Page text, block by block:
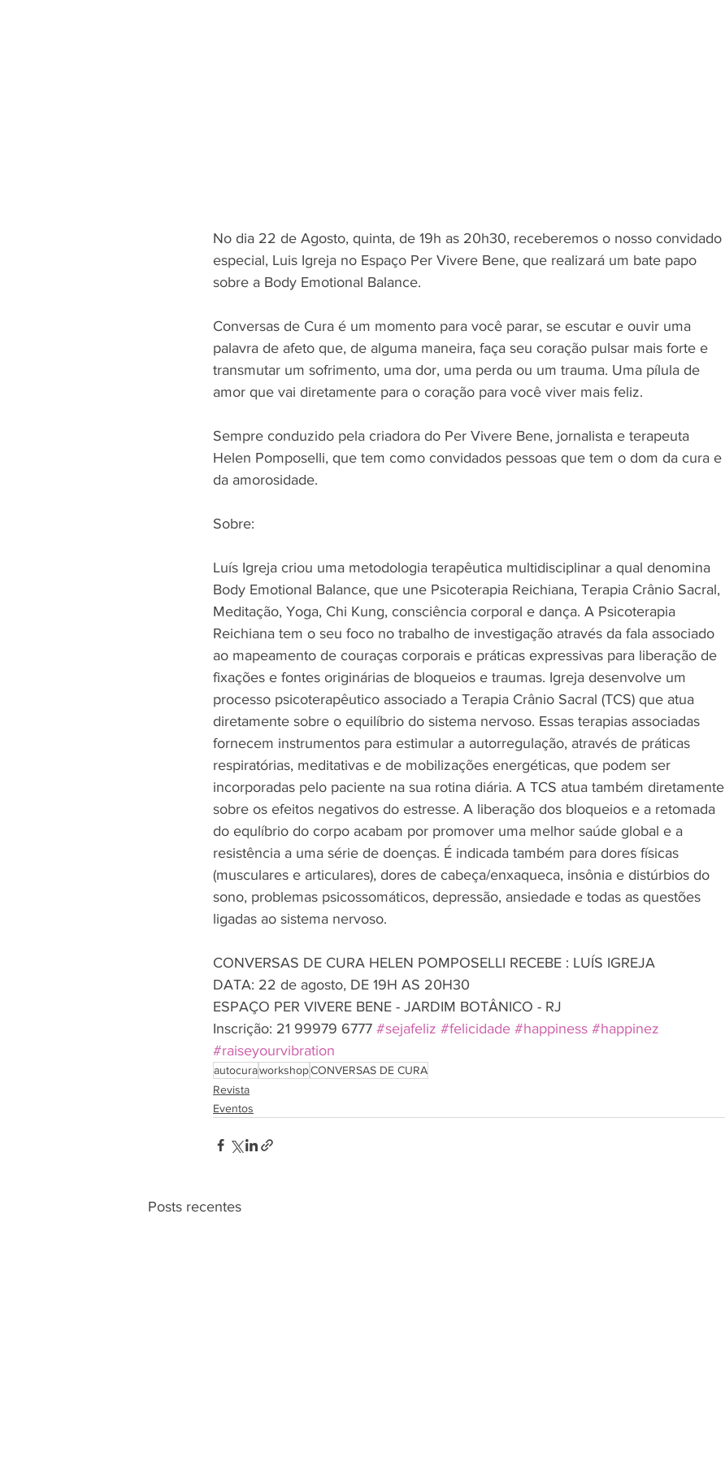
No dia 22 de Agosto, quinta, de 19h as 20h30, receberemos o nosso convidado
especial, Luis Igreja no Espaço Per Vivere Bene, que realizará um bate papo
sobre a Body Emotional Balance.
Conversas de Cura é um momento para você parar, se escutar e ouvir uma
palavra de afeto que, de alguma maneira, faça seu coração pulsar mais forte e
transmutar um sofrimento, uma dor, uma perda ou um trauma. Uma pílula de
amor que vai diretamente para o coração para você viver mais feliz.
Sempre conduzido pela criadora do Per Vivere Bene, jornalista e terapeuta
Helen Pomposelli, que tem como convidados pessoas que tem o dom da cura e
da amorosidade.
Sobre:
Luís Igreja criou uma metodologia terapêutica multidisciplinar a qual denomina
Body Emotional Balance, que une Psicoterapia Reichiana, Terapia Crânio Sacral,
Meditação, Yoga, Chi Kung, consciência corporal e dança. A Psicoterapia
Reichiana tem o seu foco no trabalho de investigação através da fala associado
ao mapeamento de couraças corporais e práticas expressivas para liberação de
fixações e fontes originárias de bloqueios e traumas. Igreja desenvolve um
processo psicoterapêutico associado a Terapia Crânio Sacral (TCS) que atua
diretamente sobre o equilíbrio do sistema nervoso. Essas terapias associadas
fornecem instrumentos para estimular a autorregulação, através de práticas
respiratórias, meditativas e de mobilizações energéticas, que podem ser
incorporadas pelo paciente na sua rotina diária. A TCS atua também diretamente
sobre os efeitos negativos do estresse. A liberação dos bloqueios e a retomada
do equlíbrio do corpo acabam por promover uma melhor saúde global e a
resistência a uma série de doenças. É indicada também para dores físicas
(musculares e articulares), dores de cabeça/enxaqueca, insônia e distúrbios do
sono, problemas psicossomáticos, depressão, ansiedade e todas as questões
ligadas ao sistema nervoso.
CONVERSAS DE CURA HELEN POMPOSELLI RECEBE : LUÍS IGREJA
DATA: 22 de agosto, DE 19H AS 20H30
ESPAÇO PER VIVERE BENE - JARDIM BOTÂNICO - RJ
Inscrição: 21 99979 6777 #sejafeliz #felicidade #happiness #happinez
#raiseyourvibration
autocuraworkshopCONVERSAS DE CURA
Revista
Eventos
Posts recentes